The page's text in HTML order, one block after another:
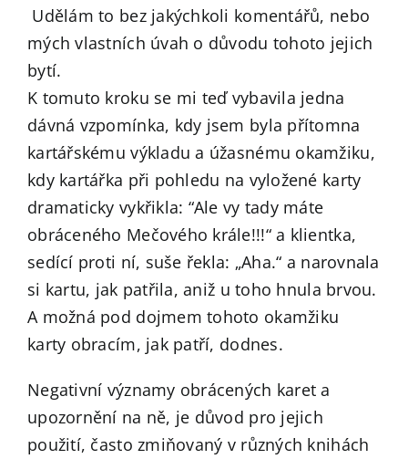
Udělám to bez jakýchkoli komentářů, nebo
mých vlastních úvah o důvodu tohoto jejich
bytí.
K tomuto kroku se mi teď vybavila jedna
dávná vzpomínka, kdy jsem byla přítomna
kartářskému výkladu a úžasnému okamžiku,
kdy kartářka při pohledu na vyložené karty
dramaticky vykřikla: “Ale vy tady máte
obráceného Mečového krále!!!“ a klientka,
sedící proti ní, suše řekla: „Aha.“ a narovnala
si kartu, jak patřila, aniž u toho hnula brvou.
A možná pod dojmem tohoto okamžiku
karty obracím, jak patří, dodnes.
Negativní významy obrácených karet a
upozornění na ně, je důvod pro jejich
použití, často zmiňovaný v různých knihách